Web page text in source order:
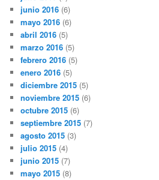
junio 2016 (6)
mayo 2016 (6)
abril 2016 (5)
marzo 2016 (5)
febrero 2016 (5)
enero 2016 (5)
diciembre 2015 (5)
noviembre 2015 (6)
octubre 2015 (6)
septiembre 2015 (7)
agosto 2015 (3)
julio 2015 (4)
junio 2015 (7)
mayo 2015 (8)